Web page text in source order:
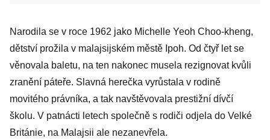
Narodila se v roce 1962 jako Michelle Yeoh Choo-kheng,
dětství prožila v malajsijském městě Ipoh. Od čtyř let se
věnovala baletu, na ten nakonec musela rezignovat kvůli
zranění páteře. Slavná herečka vyrůstala v rodině
movitého právníka, a tak navštěvovala prestižní dívčí
školu. V patnácti letech společně s rodiči odjela do Velké
Británie, na Malajsii ale nezanevřela.